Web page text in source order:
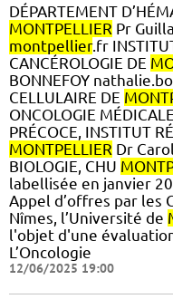
DÉPARTEMENT
MONTPELLIER Pr
montpellier.fr
CANCÉROLOGIE DE
BONNEFOY
CELLULAIRE DE
ONCOLOGIE
PRÉCOCE, INSTITUT
MONTPELLIER Dr
BIOLOGIE, CHU
labellisée en janvier
Appel d’offres par les
Nîmes, l’Université de
l'objet d'une
L’Oncologie
12/06/2025 19:00